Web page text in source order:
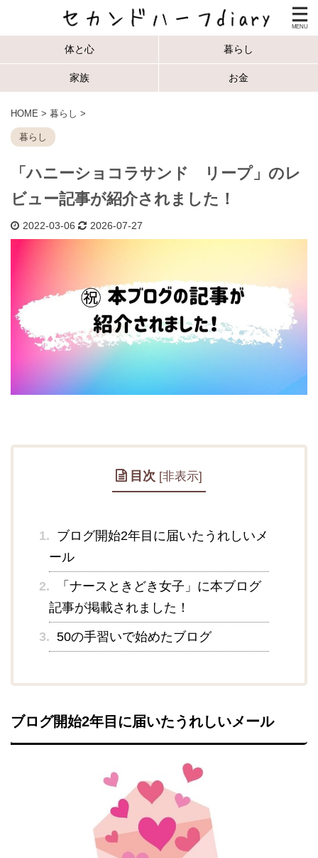
体と心 暮らし
家族 お金
HOME > 暮らし >
暮らし
「ハニーショコラサンド リープ」のレ
ビュー記事が紹介されました！
2022-03-06 2026-07-27
目次 [非表示]
1. ブログ開始2年目に届いたうれしいメ
ール
2.
「ナースときどき女子」に本ブログ
記事が掲載されました！
3. 50の手習いで始めたブログ
ブログ開始2年目に届いたうれしいメール